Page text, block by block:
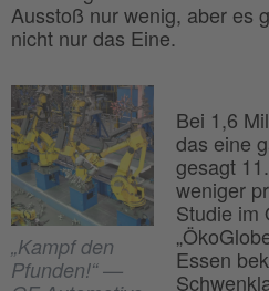
Ausstoß nur wenig, aber es
nicht nur das Eine.
„Kampf den
Pfunden!“ —
Bei 1,6
das eine
gesagt
weniger
Studie im
Essen